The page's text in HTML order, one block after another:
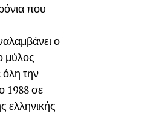
που
ο
μύλος
όλη την
1988 σε
ελληνικής